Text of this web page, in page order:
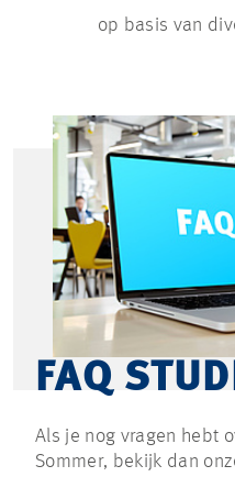
op basis van
FAQ
Als je nog vragen hebt
Sommer, bekijk dan